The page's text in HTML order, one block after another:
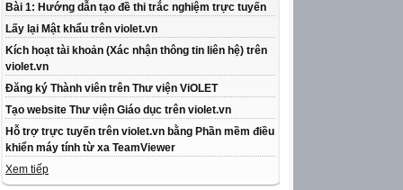
Bài 1: Hướng dẫn tạo đề thi trắc nghiệm trực tuyến
Lấy lại Mật khẩu trên violet.vn
Kích hoạt tài khoản (Xác nhận thông tin liên hệ) trên
violet.vn
Đăng ký Thành viên trên Thư viện ViOLET
Tạo website Thư viện Giáo dục trên violet.vn
Hỗ trợ trực tuyến trên violet.vn bằng Phần mềm điều
khiển máy tính từ xa TeamViewer
Xem tiếp